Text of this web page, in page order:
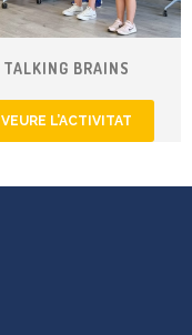
TALKING BRAINS
VEURE L’ACTIVITAT